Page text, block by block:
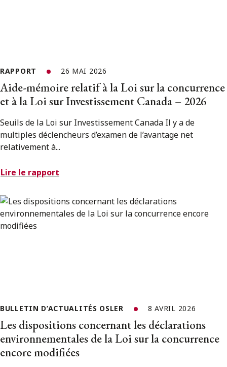
RAPPORT 26 MAI 2026
Aide-mémoire relatif à la Loi sur la concurrence
et à la Loi sur Investissement Canada – 2026
Seuils de la Loi sur Investissement Canada Il y a de
multiples déclencheurs d’examen de l’avantage net
relativement à...
Lire le rapport
BULLETIN D’ACTUALITÉS OSLER 8 AVRIL 2026
Les dispositions concernant les déclarations
environnementales de la Loi sur la concurrence
encore modifiées